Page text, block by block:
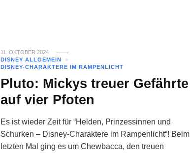
11. OKTOBER 2024
DISNEY ALLGEMEIN
DISNEY-CHARAKTERE IM RAMPENLICHT
Pluto: Mickys treuer Gefährte
auf vier Pfoten
Es ist wieder Zeit für “Helden, Prinzessinnen und
Schurken – Disney-Charaktere im Rampenlicht“! Beim
letzten Mal ging es um Chewbacca, den treuen